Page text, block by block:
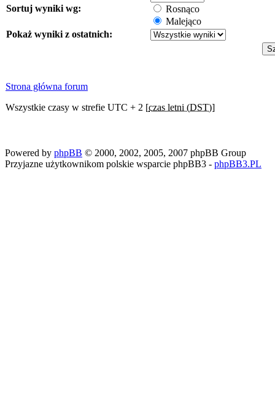
Sortuj wyniki wg:
Rosnąco
Malejąco
Pokaż wyniki z ostatnich:
Strona główna forum
Wszystkie czasy w strefie UTC + 2 [czas letni (DST)]
Powered by phpBB © 2000, 2002, 2005, 2007 phpBB Group
Przyjazne użytkownikom polskie wsparcie phpBB3 - phpBB3.PL